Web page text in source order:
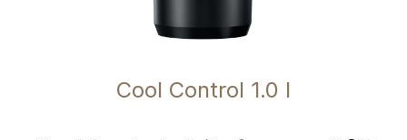
Cool Control 1.0 l